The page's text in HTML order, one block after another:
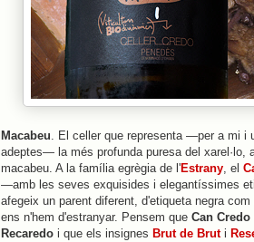
Macabeu. El celler que representa —per a mi i
adeptes— la més profunda puresa del xarel·lo,
macabeu. A la família egrègia de l'Estrany, el
—amb les seves exquisides i elegantíssimes
afegeix un parent diferent, d'etiqueta negra
ens n'hem d'estranyar. Pensem que Can Credo
Recaredo i que els insignes Brut de Bruti